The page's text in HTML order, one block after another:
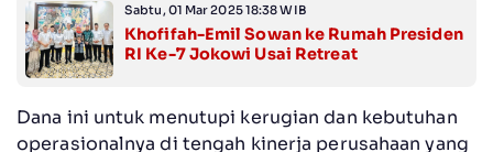
Sabtu, 01 Mar 2025 18:38 WIB
Khofifah-Emil Sowan ke Rumah Presiden
RI Ke-7 Jokowi Usai Retreat
Dana ini untuk menutupi kerugian dan kebutuhan
operasionalnya di tengah kinerja perusahaan yang